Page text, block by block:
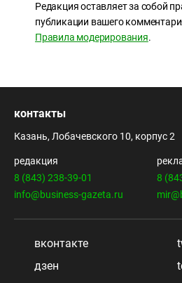
Редакция оставляет за собой
публикации вашего
Правила модерирования.
контакты
Казань, Лобачевского 10, корпус 2
редакция
8 (843) 238-39-01
info@business-gazeta.ru
8
вконтакте
дзен